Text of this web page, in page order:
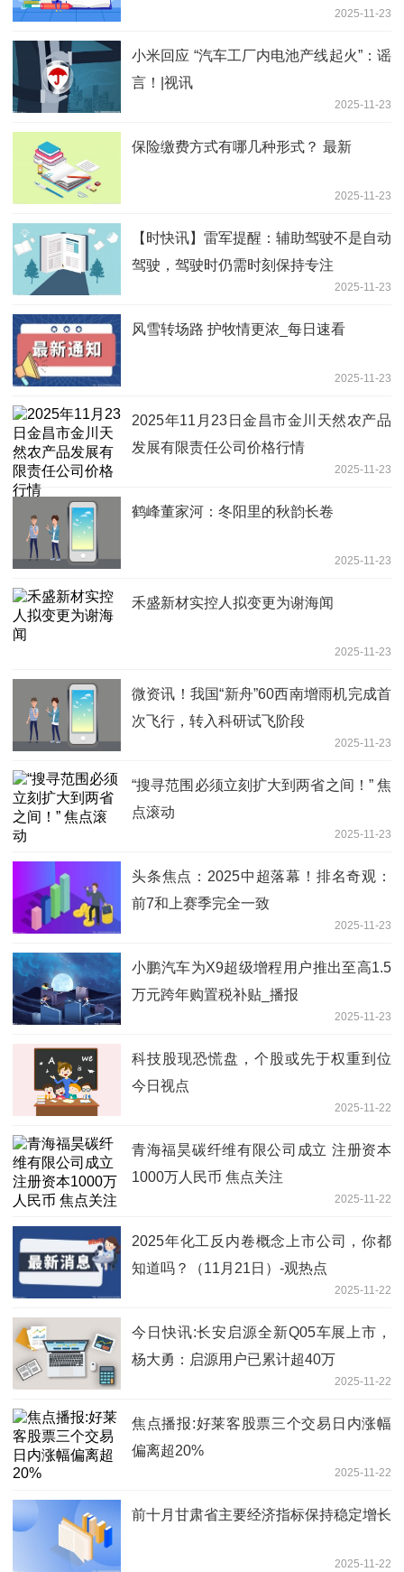
2025-11-23
小米回应 “汽车工厂内电池产线起火”：谣
言！|视讯
2025-11-23
保险缴费方式有哪几种形式？ 最新
2025-11-23
【时快讯】雷军提醒：辅助驾驶不是自动
驾驶，驾驶时仍需时刻保持专注
2025-11-23
风雪转场路 护牧情更浓_每日速看
2025-11-23
2025年11月23日金昌市金川天然农产品
发展有限责任公司价格行情
2025-11-23
鹤峰董家河：冬阳里的秋韵长卷
2025-11-23
禾盛新材实控人拟变更为谢海闻
2025-11-23
微资讯！我国“新舟”60西南增雨机完成首
次飞行，转入科研试飞阶段
2025-11-23
“搜寻范围必须立刻扩大到两省之间！” 焦
点滚动
2025-11-23
头条焦点：2025中超落幕！排名奇观：
前7和上赛季完全一致
2025-11-23
小鹏汽车为X9超级增程用户推出至高1.5
万元跨年购置税补贴_播报
2025-11-23
科技股现恐慌盘，个股或先于权重到位
今日视点
2025-11-22
青海福昊碳纤维有限公司成立 注册资本
1000万人民币 焦点关注
2025-11-22
2025年化工反内卷概念上市公司，你都
知道吗？（11月21日）-观热点
2025-11-22
今日快讯:长安启源全新Q05车展上市，
杨大勇：启源用户已累计超40万
2025-11-22
焦点播报:好莱客股票三个交易日内涨幅
偏离超20%
2025-11-22
前十月甘肃省主要经济指标保持稳定增长
2025-11-22